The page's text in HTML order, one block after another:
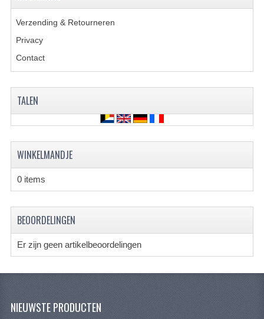
WIELEN EN BANDEN
GEREEDSCHAP
BASHAN 300S-A
ONDERHOUD PRODUCTEN BASHAN QUAD
SHINERAY 200STIIE-B
Verzending & Retourneren
Privacy
Contact
TALEN
WINKELMANDJE
0 items
BEOORDELINGEN
Er zijn geen artikelbeoordelingen
NIEUWSTE PRODUCTEN